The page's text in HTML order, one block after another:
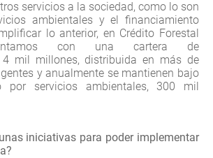
servicios a la sociedad, como lo son
ambientales y el financiamiento
lo anterior, en Crédito Forestal
con una cartera de
4 mil millones, distribuida en más de
y anualmente se mantienen bajo
por servicios ambientales, 300 mil
iniciativas para poder implementar